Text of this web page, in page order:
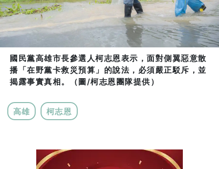
國民黨高雄市長參選人柯志恩表示，面對側翼惡意散
播「在野黨卡救災預算」的說法，必須嚴正駁斥，並
揭露事實真相。（圖/柯志恩團隊提供）
高雄 柯志恩